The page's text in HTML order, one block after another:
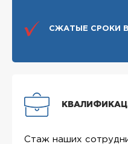
СЖАТЫЕ СРОКИ
Стаж наших